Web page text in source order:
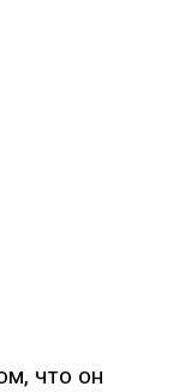
что он